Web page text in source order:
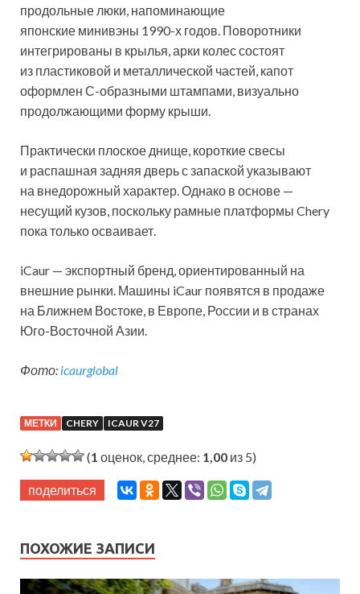
продольные люки, напоминающие
японские минивэны 1990-х годов. Поворотники
интегрированы в крылья, арки колес состоят
из пластиковой и металлической частей, капот
оформлен С-образными штампами, визуально
продолжающими форму крыши.
Практически плоское днище, короткие свесы
и распашная задняя дверь с запаской указывают
на внедорожный характер. Однако в основе —
несущий кузов, поскольку рамные платформы Chery
пока только осваивает.
iCaur — экспортный бренд, ориентированный на
внешние рынки. Машины iCaur появятся в продаже
на Ближнем Востоке, в Европе, России и в странах
Юго-Восточной Азии.
Фото: icaurglobal
МЕТКИ CHERY ICAUR V27
(1 оценок, среднее: 1,00 из 5)
поделиться
ПОХОЖИЕ ЗАПИСИ